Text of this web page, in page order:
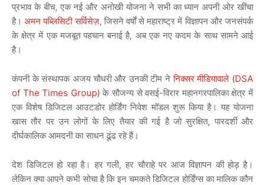
प्रभाव के बीच, एक नई और अनोखी योजना ने सभी का ध्यान अपनी ओर खींचा
है।अमन पब्लिसिटी सर्विसेज़, जिसने वर्षों से महाराष्ट्र में विज्ञापन और जनसंपर्क
के क्षेत्र में एक मजबूत पहचान बनाई है, अब एक नए कदम के साथ सामने आई
है।
कंपनी के संस्थापक अजय चौधरी और उनकी टीम नेनिक्सर मीडियावाले (DSA
of The Times Group) के सौजन्य से वसई-विरार महानगरपालिका क्षेत्र में
एक विशेष डिजिटल आउटडोर होर्डिंग निवेश मॉडल शुरू किया है। यह योजना
खास तौर पर उन लोगों के लिए तैयार की गई है जो सुरक्षित, पारदर्शी और
दीर्घकालिक आमदनी का साधन ढूंढ रहे हैं।
देश डिजिटल हो रहा है। हर गली, हर चौराहे पर आज विज्ञापन की होड़ है।
लेकिन क्या आपने कभी सोचा है कि इन चमकते डिजिटल होर्डिंग्स का मालिक कौन